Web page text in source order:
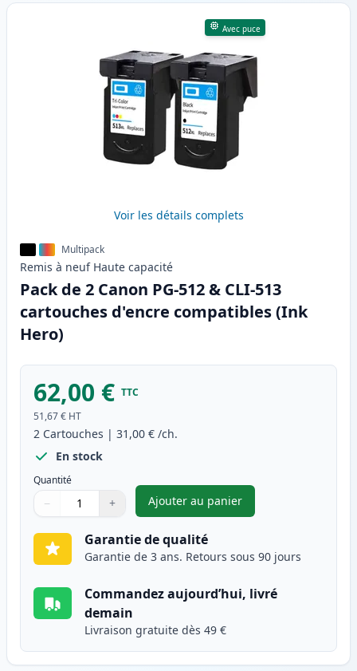
Avec puce
Voir les détails complets
Multipack
Remis à neuf Haute capacité
Pack de 2 Canon PG-512 & CLI-513
cartouches d'encre compatibles (Ink
Hero)
62,00 € TTC
51,67 € HT
2 Cartouches | 31,00 € /ch.
En stock
Quantité
Quantité
Utilisez les boutons pour ajuster
− +
Quantité
Ajouter au panier
,Pack de 2 Canon PG-512 &
Garantie de qualité
Garantie de 3 ans. Retours sous 90 jours
Commandez aujourd’hui, livré
demain
Livraison gratuite dès 49 €